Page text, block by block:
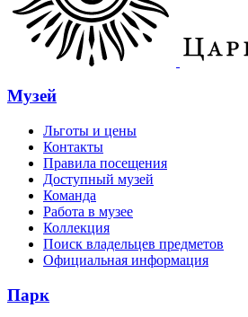
Музей
Льготы и цены
Контакты
Правила посещения
Доступный музей
Команда
Работа в музее
Коллекция
Поиск владельцев предметов
Официальная информация
Парк